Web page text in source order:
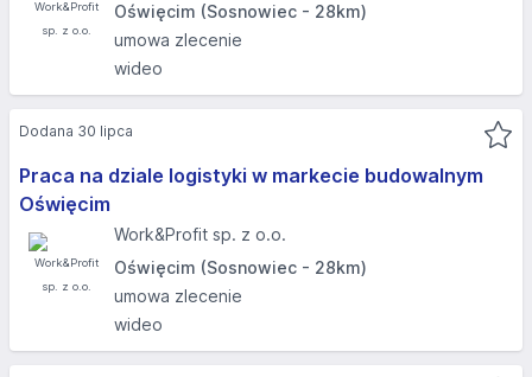
Oświęcim (Sosnowiec - 28km)
umowa zlecenie
wideo
Praca na dziale logistyki w markecie budowalnym
Oświęcim
Work&Profit sp. z o.o.
Oświęcim (Sosnowiec - 28km)
umowa zlecenie
wideo
Dodana 30 lipca